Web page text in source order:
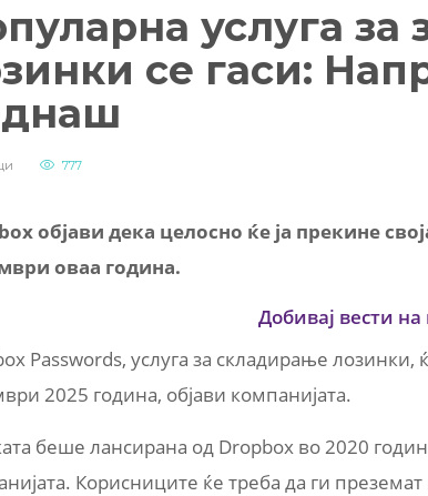
услуга за
се гаси:
777
објави дека целосно ќе ја прекине
оваа година.
Добивај вести
Passwords, услуга за складирање лозинки,
2025 година, објави компанијата.
беше лансирана од Dropbox во 2020
Корисниците ќе треба да ги